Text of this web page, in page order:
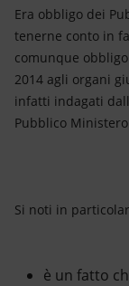
Era obbligo dei
tenerne conto in
comunque
2014 agli organi
infatti indagati
Pubblico
Si noti in
è un fatto